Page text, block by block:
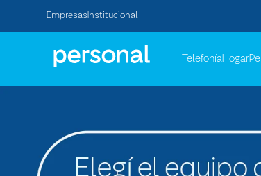
Empresas Institucional
TelefoníaHogar